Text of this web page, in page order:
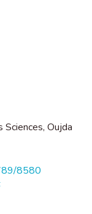
Oujda
8580